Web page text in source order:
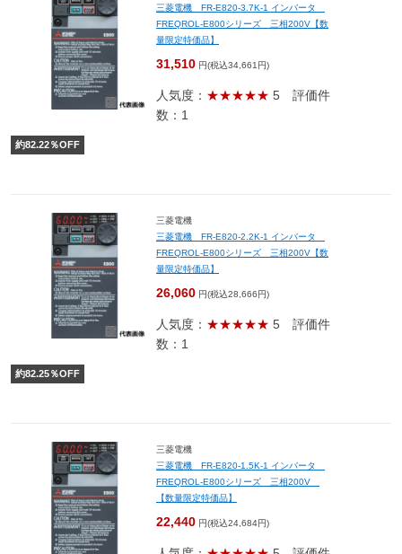
三菱電機 FR-E820-3.7K-1 インバータ
FREQROL-E800シリーズ 三相200V【数
量限定特価品】
31,510 円(税込34,661円)
人気度： ★★★★★ 5 評価件
数：1
約82.22％OFF
三菱電機
三菱電機 FR-E820-2.2K-1 インバータ
FREQROL-E800シリーズ 三相200V【数
量限定特価品】
26,060 円(税込28,666円)
人気度： ★★★★★ 5 評価件
数：1
約82.25％OFF
三菱電機
三菱電機 FR-E820-1.5K-1 インバータ
FREQROL-E800シリーズ 三相200V
【数量限定特価品】
22,440 円(税込24,684円)